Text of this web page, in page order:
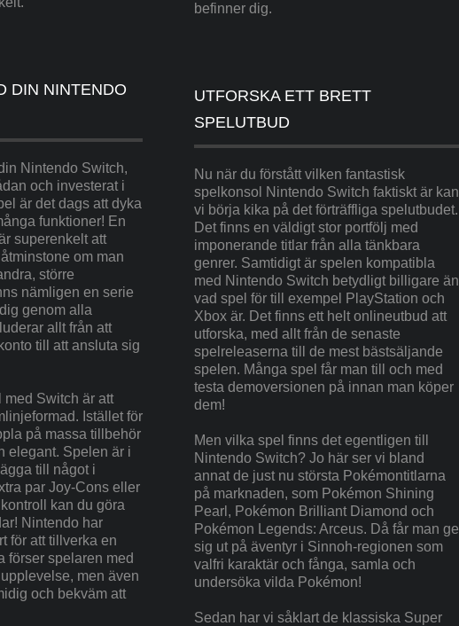
DIN NINTENDO
Nintendo Switch,
och investerat i
är det dags att dyka
funktioner! En
superenkelt att
om man
större
nämligen en serie
genom alla
allt från att
till att ansluta sig
med Switch är att
Istället för
på massa tillbehör
elegant. Spelen är i
till något i
par Joy-Cons eller
kan du göra
Nintendo har
för att tillverka en
förser spelaren med
men även
och bekväm att
befinner dig.
UTFORSKA ETT BRETT
SPELUTBUD
Nu när du förstått vilken fantastisk
spelkonsol Nintendo Switch faktiskt är kan
vi börja kika på det förträffliga spelutbudet.
Det finns en väldigt stor portfölj med
imponerande titlar från alla tänkbara
genrer. Samtidigt är spelen kompatibla
med Nintendo Switch betydligt billigare än
vad spel för till exempel PlayStation och
Xbox är. Det finns ett helt onlineutbud att
utforska, med allt från de senaste
spelreleaserna till de mest bästsäljande
spelen. Många spel får man till och med
testa demoversionen på innan man köper
dem!
Men vilka spel finns det egentligen till
Nintendo Switch? Jo här ser vi bland
annat de just nu största Pokémontitlarna
på marknaden, som Pokémon Shining
Pearl, Pokémon Brilliant Diamond och
Pokémon Legends: Arceus. Då får man ge
sig ut på äventyr i Sinnoh-regionen som
valfri karaktär och fånga, samla och
undersöka vilda Pokémon!
Sedan har vi såklart de klassiska Super